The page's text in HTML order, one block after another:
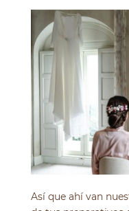
Así que ahí van